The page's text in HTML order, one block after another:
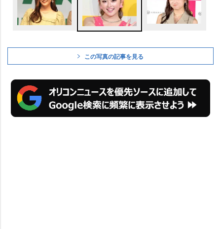
この写真の記事を見る